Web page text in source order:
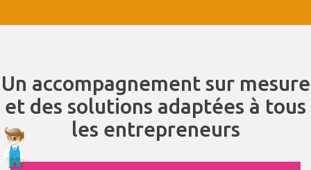
Un accompagnement sur mesure
et des solutions adaptées à tous
les entrepreneurs